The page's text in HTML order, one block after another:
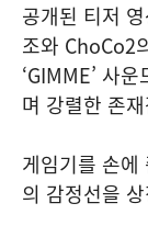
공개된 티저
조와 ChoCo2
‘GIMME’ 사
며 강렬한 존
게임기를 손
의 감정선을